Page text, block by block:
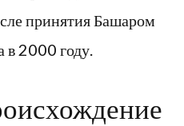
принятия Башаром
в 2000 году.